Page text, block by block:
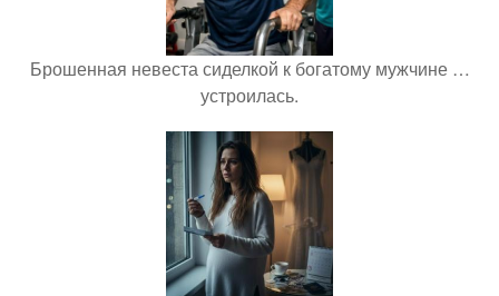
Брошенная невеста сиделкой к богатому мужчине …
устроилась.